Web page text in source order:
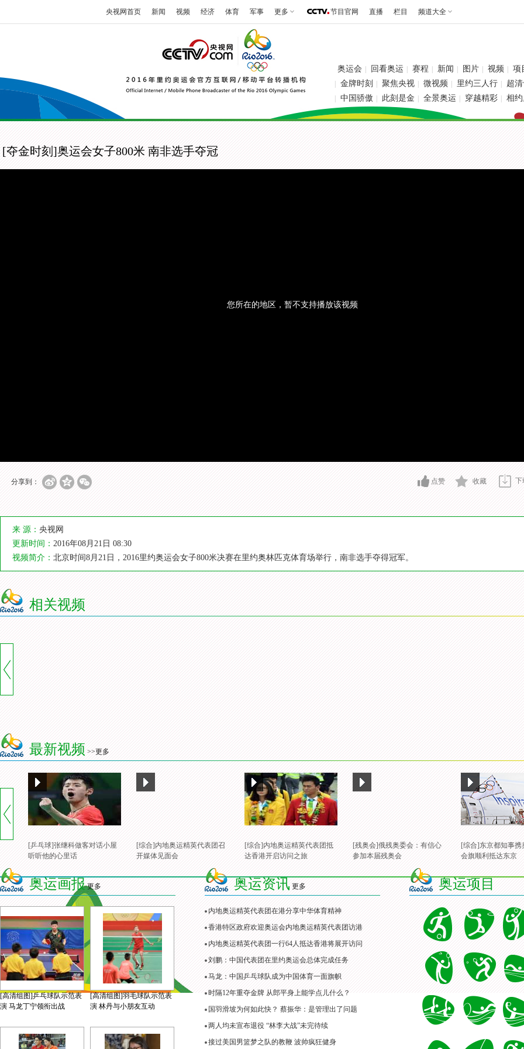
央视网首页 新闻 视频 经济 体育 军事 更多 节目官网 直播 栏目 频道大全
奥运会 回看奥运 赛程 新闻 图片 视频 项
金牌时刻 聚焦央视 微视频 里约三人行 超
中国骄傲 此刻是金 全景奥运 穿越精彩 相
[夺金时刻]奥运会女子800米 南非选手夺冠
您所在的地区，暂不支持播放该视频
分享到： 点赞 收藏 下
来 源： 央视网
更新时间： 2016年08月21日 08:30
视频简介： 北京时间8月21日，2016里约奥运会女子800米决赛在里约奥林匹克体育场举行，南非选手夺得冠军。
相关视频
最新视频 >>更多
[乒乓球]张继科做客对话小屋
听听他的心里话
[综合]内地奥运精英代表团召
开媒体见面会
[综合]内地奥运精英代表团抵
达香港开启访问之旅
[残奥会]俄残奥委会：有信心
参加本届残奥会
[综合]东京都知事携
会旗顺利抵达东京
奥运画报 更多
[高清组图]乒乓球队示范表
演 马龙丁宁领衔出战
[高清组图]羽毛球队示范表
演 林丹与小朋友互动
奥运资讯 更多
内地奥运精英代表团在港分享中华体育精神
香港特区政府欢迎奥运会内地奥运精英代表团访港
内地奥运精英代表团一行64人抵达香港将展开访问
刘鹏：中国代表团在里约奥运会总体完成任务
马龙：中国乒乓球队成为中国体育一面旗帜
时隔12年重夺金牌 从郎平身上能学点儿什么？
国羽滑坡为何如此快？ 蔡振华：是管理出了问题
两人均未宣布退役 “林李大战”未完待续
接过美国男篮梦之队的教鞭 波帅疯狂健身
奥运项目